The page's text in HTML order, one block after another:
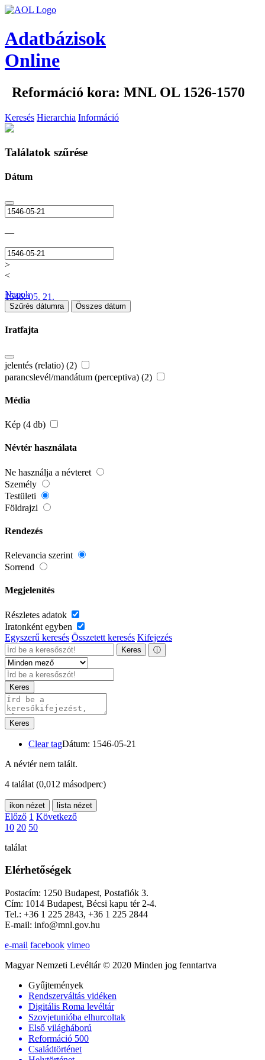
Adatbázisok
Online
Reformáció kora: MNL OL 1526-1570
Keresés Hierarchia Információ
Találatok szűrése
Dátum
—
>
<
1546. 05. 21.
Napok
Szűrés dátumra Összes dátum
Iratfajta
jelentés (relatio) (2)
parancslevél/mandátum (perceptiva) (2)
Média
Kép (4 db)
Névtér használata
Ne használja a névteret
Személy
Testületi
Földrajzi
Rendezés
Relevancia szerint
Sorrend
Megjelenítés
Részletes adatok
Iratonként egyben
Egyszerű keresés Összetett keresés Kifejezés
Keres ⓘ
Keres
Keres
Clear tagDátum: 1546-05-21
A névtér nem talált.
4 találat (0,012 másodperc)
ikon nézet lista nézet
Előző 1 Következő
10 20 50
találat
Elérhetőségek
Postacím: 1250 Budapest, Postafiók 3.
Cím: 1014 Budapest, Bécsi kapu tér 2-4.
Tel.: +36 1 225 2843, +36 1 225 2844
E-mail: info@mnl.gov.hu
e-mail facebook vimeo
Magyar Nemzeti Levéltár © 2020 Minden jog fenntartva
Gyűjtemények
Rendszerváltás vidéken
Digitális Roma levéltár
Szovjetunióba elhurcoltak
Első világháború
Reformáció 500
Családtörténet